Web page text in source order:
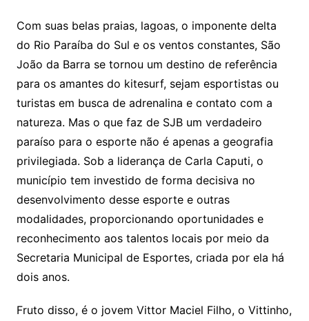
Com suas belas praias, lagoas, o imponente delta
do Rio Paraíba do Sul e os ventos constantes, São
João da Barra se tornou um destino de referência
para os amantes do kitesurf, sejam esportistas ou
turistas em busca de adrenalina e contato com a
natureza. Mas o que faz de SJB um verdadeiro
paraíso para o esporte não é apenas a geografia
privilegiada. Sob a liderança de Carla Caputi, o
município tem investido de forma decisiva no
desenvolvimento desse esporte e outras
modalidades, proporcionando oportunidades e
reconhecimento aos talentos locais por meio da
Secretaria Municipal de Esportes, criada por ela há
dois anos.
Fruto disso, é o jovem Vittor Maciel Filho, o Vittinho,